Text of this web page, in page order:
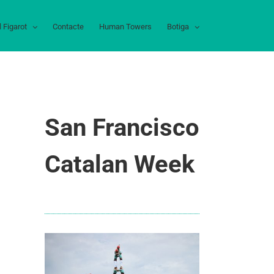
Figarot Contacte Human Towers Botiga
San Francisco
Catalan Week